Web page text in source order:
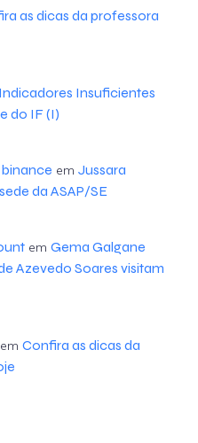
as dicas da professora
Indicadores Insuficientes
do IF (I)
em Jussara
da ASAP/SE
em Gema Galgane
Azevedo Soares visitam
Confira as dicas da